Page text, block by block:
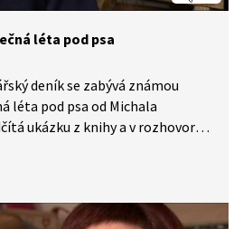
léta pod psa
deník se zabývá známou
léta pod psa od Michala
ukázku z knihy a v rozhovoru